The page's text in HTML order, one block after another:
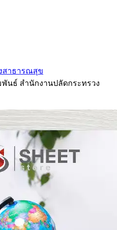
สาธารณสุข
นธ์ สำนักงานปลัดกระทรวง